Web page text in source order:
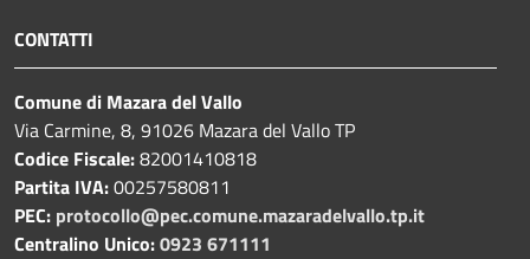
CONTATTI
Comune di Mazara del Vallo
Via Carmine, 8, 91026 Mazara del Vallo TP
Codice Fiscale:82001410818
Partita IVA:00257580811
PEC: protocollo@pec.comune.mazaradelvallo.tp.it
Centralino Unico:0923 671111